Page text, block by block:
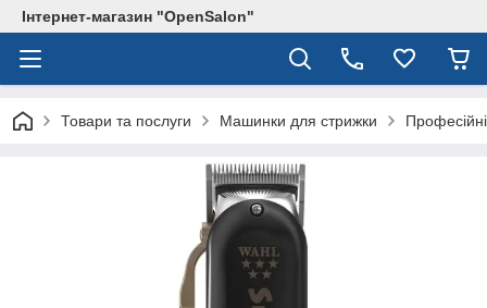
Інтернет-магазин "OpenSalon"
Товари та послуги Машинки для стрижки